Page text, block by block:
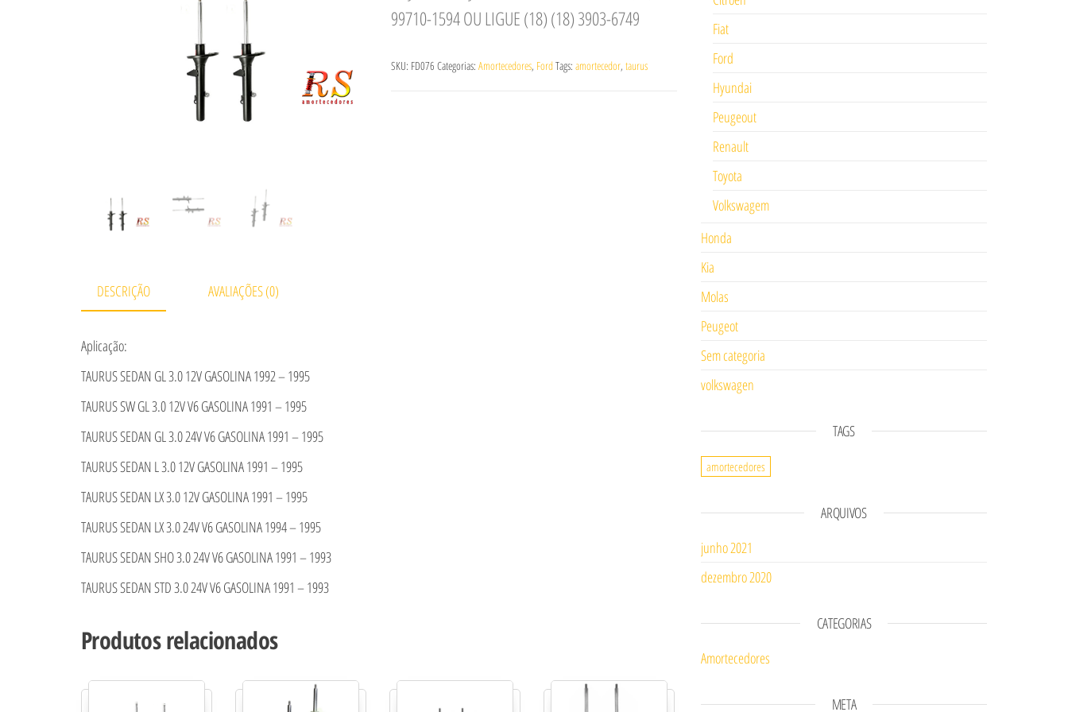
99710-1594 OU LIGUE (18) (18) 3903-6749
SKU: FD076 Categorias: Amortecedores, FordTags: amortecedor, taurus
DESCRIÇÃO AVALIAÇÕES (0)
Aplicação:
TAURUS SEDAN GL 3.0 12V GASOLINA 1992 – 1995
TAURUS SW GL 3.0 12V V6 GASOLINA 1991 – 1995
TAURUS SEDAN GL 3.0 24V V6 GASOLINA 1991 – 1995
TAURUS SEDAN L 3.0 12V GASOLINA 1991 – 1995
TAURUS SEDAN LX 3.0 12V GASOLINA 1991 – 1995
TAURUS SEDAN LX 3.0 24V V6 GASOLINA 1994 – 1995
TAURUS SEDAN SHO 3.0 24V V6 GASOLINA 1991 – 1993
TAURUS SEDAN STD 3.0 24V V6 GASOLINA 1991 – 1993
Produtos relacionados
Fiat
Ford
Hyundai
Peugeout
Renault
Toyota
Volkswagem
Honda
Kia
Molas
Peugeot
Sem categoria
volkswagen
TAGS
amortecedores
ARQUIVOS
junho 2021
dezembro 2020
CATEGORIAS
Amortecedores
META